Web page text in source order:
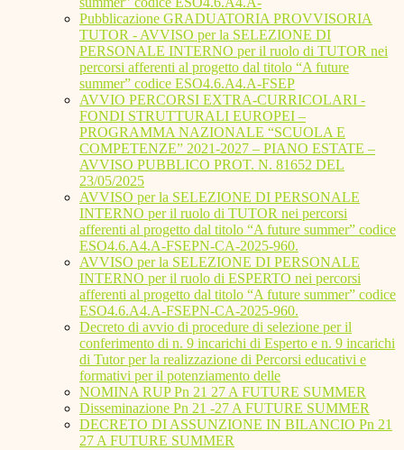
Pubblicazione GRADUATORIA PROVVISORIA
TUTOR - AVVISO per la SELEZIONE DI
PERSONALE INTERNO per il ruolo di TUTOR nei
percorsi afferenti al progetto dal titolo “A future
summer” codice ESO4.6.A4.A-FSEP
AVVIO PERCORSI EXTRA-CURRICOLARI -
FONDI STRUTTURALI EUROPEI –
PROGRAMMA NAZIONALE “SCUOLA E
COMPETENZE” 2021-2027 – PIANO ESTATE –
AVVISO PUBBLICO PROT. N. 81652 DEL
23/05/2025
AVVISO per la SELEZIONE DI PERSONALE
INTERNO per il ruolo di TUTOR nei percorsi
afferenti al progetto dal titolo “A future summer” codice
ESO4.6.A4.A-FSEPN-CA-2025-960.
AVVISO per la SELEZIONE DI PERSONALE
INTERNO per il ruolo di ESPERTO nei percorsi
afferenti al progetto dal titolo “A future summer” codice
ESO4.6.A4.A-FSEPN-CA-2025-960.
Decreto di avvio di procedure di selezione per il
conferimento di n. 9 incarichi di Esperto e n. 9 incarichi
di Tutor per la realizzazione di Percorsi educativi e
formativi per il potenziamento delle
NOMINA RUP Pn 21 27 A FUTURE SUMMER
Disseminazione Pn 21 -27 A FUTURE SUMMER
DECRETO DI ASSUNZIONE IN BILANCIO Pn 21
27 A FUTURE SUMMER